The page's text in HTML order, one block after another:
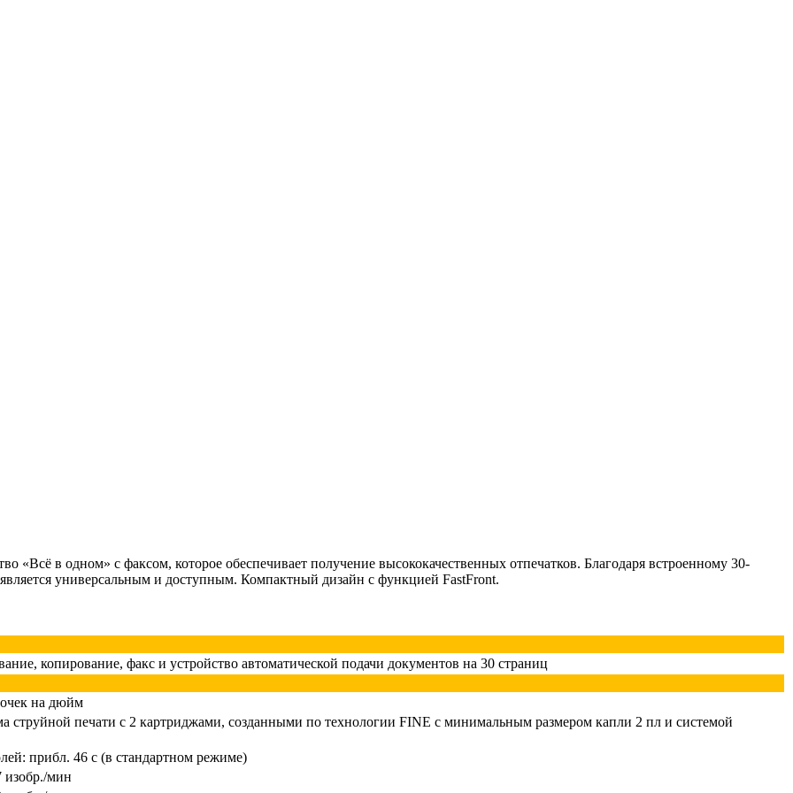
в одном» с факсом, которое обеспечивает получение высококачественных отпечатков. Благодаря встроенному 30-
универсальным и доступным. Компактный дизайн с функцией FastFront.
копирование, факс и устройство автоматической подачи документов на 30 страниц
на дюйм
струйной печати с 2 картриджами, созданными по технологии FINE с минимальным размером капли 2 пл и системой
прибл. 46 с (в стандартном режиме)
изобр./мин